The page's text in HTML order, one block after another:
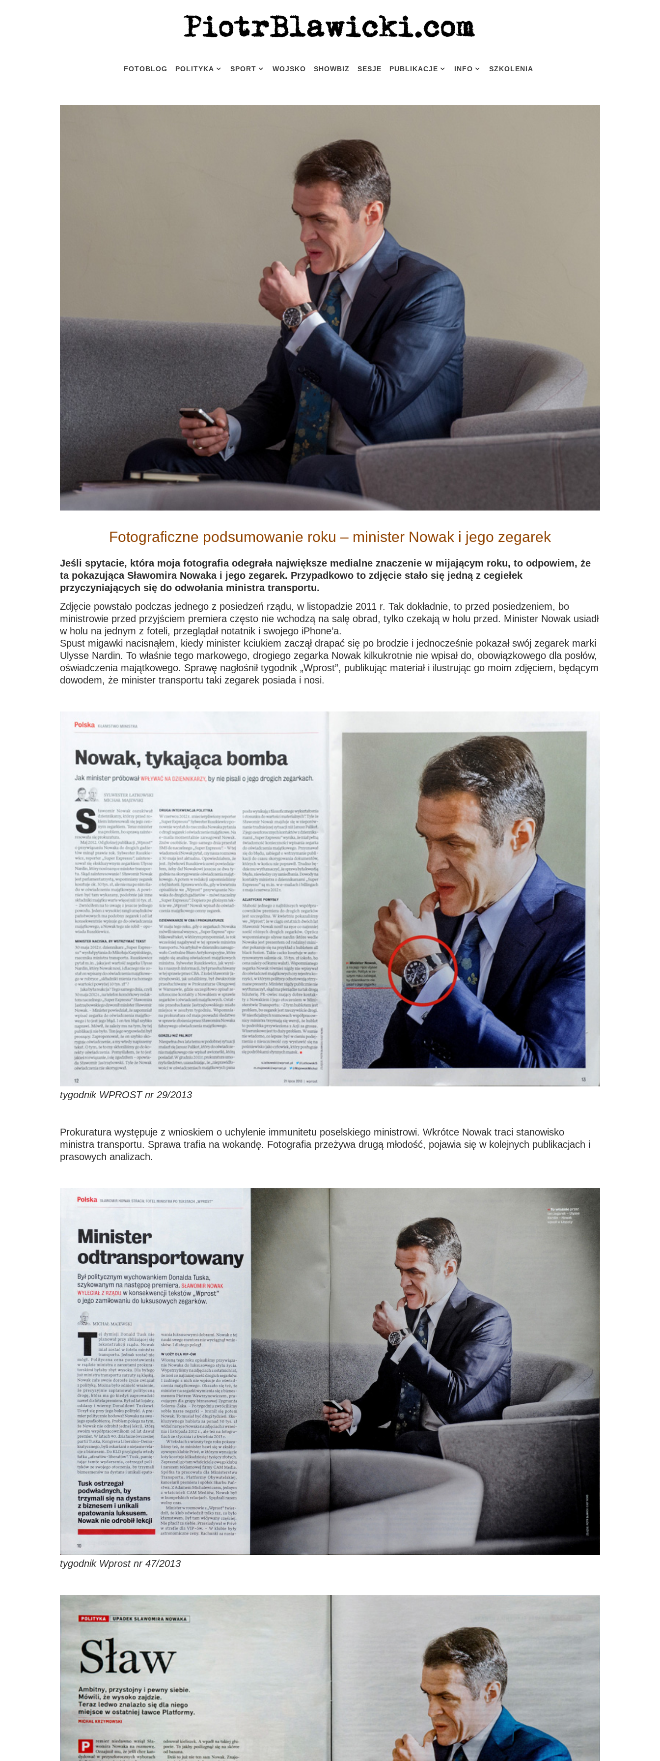
FOTOBLOG POLITYKA SPORT WOJSKO SHOWBIZ SESJE PUBLIKACJE INFO SZKOLENIA
Fotograficzne podsumowanie roku – minister Nowak i jego zegarek
Jeśli spytacie, która moja fotografia odegrała największe medialne znaczenie w mijającym roku, to odpowiem, że
ta pokazująca Sławomira Nowaka i jego zegarek. Przypadkowo to zdjęcie stało się jedną z cegiełek
przyczyniających się do odwołania ministra transportu.
Zdjęcie powstało podczas jednego z posiedzeń rządu, w listopadzie 2011 r. Tak dokładnie, to przed posiedzeniem, bo
ministrowie przed przyjściem premiera często nie wchodzą na salę obrad, tylko czekają w holu przed. Minister Nowak usiadł
w holu na jednym z foteli, przeglądał notatnik i swojego iPhone’a.
Spust migawki nacisnąłem, kiedy minister kciukiem zaczął drapać się po brodzie i jednocześnie pokazał swój zegarek marki
Ulysse Nardin. To właśnie tego markowego, drogiego zegarka Nowak kilkukrotnie nie wpisał do, obowiązkowego dla posłów,
oświadczenia majątkowego. Sprawę nagłośnił tygodnik „Wprost”, publikując materiał i ilustrując go moim zdjęciem, będącym
dowodem, że minister transportu taki zegarek posiada i nosi.
tygodnik WPROST nr 29/2013
Prokuratura występuje z wnioskiem o uchylenie immunitetu poselskiego ministrowi. Wkrótce Nowak traci stanowisko
ministra transportu. Sprawa trafia na wokandę. Fotografia przeżywa drugą młodość, pojawia się w kolejnych publikacjach i
prasowych analizach.
tygodnik Wprost nr 47/2013